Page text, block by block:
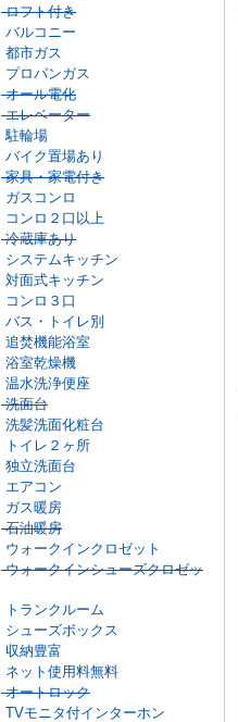
ロフト付き
バルコニー
都市ガス
プロパンガス
オール電化
エレベーター
駐輪場
バイク置場あり
家具・家電付き
ガスコンロ
コンロ２口以上
冷蔵庫あり
システムキッチン
対面式キッチン
コンロ３口
バス・トイレ別
追焚機能浴室
浴室乾燥機
温水洗浄便座
洗面台
洗髪洗面化粧台
トイレ２ヶ所
独立洗面台
エアコン
ガス暖房
石油暖房
ウォークインクロゼット
ウォークインシューズクロゼッ
トランクルーム
シューズボックス
収納豊富
ネット使用料無料
オートロック
TVモニタ付インターホン